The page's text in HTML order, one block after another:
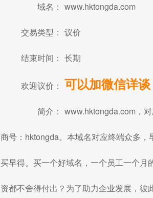
域名： www.hktongda.com
交易类型： 议价
结束时间： 长期
欢迎议价： 可以加微信详谈
简介： www.hktongda.com，
商号：hktongda。本域名对应终端众多，
买早得。买一个好域名，一个员工一个月
资都不舍得付出？为了助力企业发展，彼